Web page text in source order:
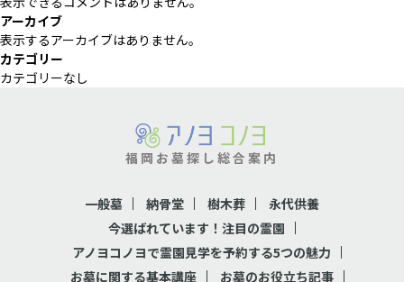
アーカイブ
表示するアーカイブはありません。
カテゴリー
カテゴリーなし
福岡お墓探し総合案内
一般墓 納骨堂 樹木葬
永代供養
今選ばれています！注目の霊園
アノヨコノヨで霊園見学を予約する5つの魅力
お墓に関する基本講座
お墓のお役立ち記事